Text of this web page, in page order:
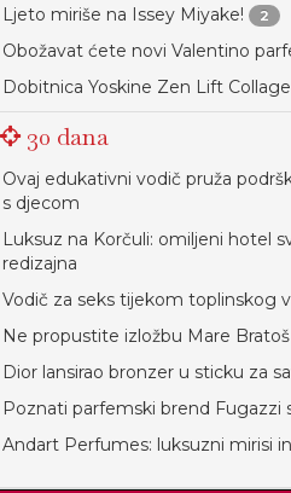
Ljeto miriše na Issey Miyake! 2
Obožavat ćete novi Valentino
Dobitnica Yoskine Zen Lift
30 dana
Ovaj edukativni vodič pruža
s djecom
Luksuz na Korčuli: omiljeni hotel
redizajna
Vodič za seks tijekom toplinskog
Ne propustite izložbu Mare
Dior lansirao bronzer u sticku za
Poznati parfemski brend Fugazzi
Andart Perfumes: luksuzni mirisi